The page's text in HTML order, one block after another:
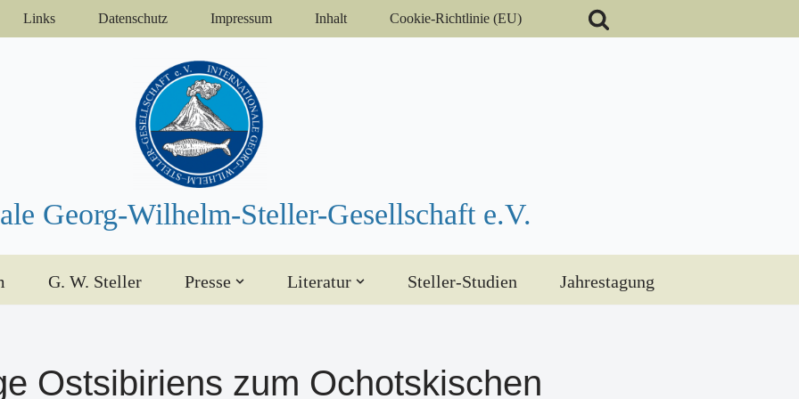
Links Datenschutz Impressum Inhalt Cookie-Richtlinie (EU)
Georg-Wilhelm-Steller-Gesellschaft e.V.
G. W. Steller Presse Literatur Steller-Studien Jahrestagung
Ostsibiriens zum Ochotskischen